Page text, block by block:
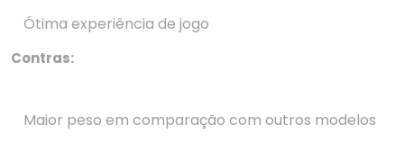
Ótima experiência de jogo
Contras:
Maior peso em comparação com outros modelos